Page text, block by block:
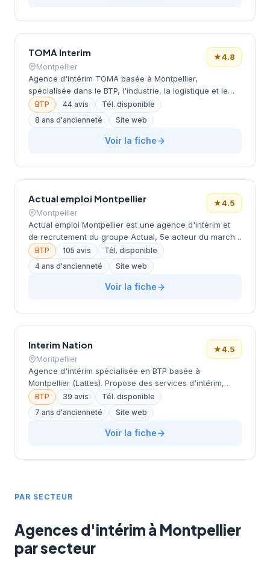
TOMA Interim
Montpellier
★4.8
Agence d'intérim TOMA basée à Montpellier,
spécialisée dans le BTP, l'industrie, la logistique et le
tertiaire. Propose des offres en intérim, CDD et CDI.
Équipe de 4 consultants. Note Google 4.8/5.
BTP 44 avis
Tél. disponible
8 ans d'ancienneté
Site web
Voir la fiche
Actual emploi Montpellier
Montpellier
★4.5
Actual emploi Montpellier est une agence d'intérim et
de recrutement du groupe Actual, 5e acteur du marché
du travail en France. Elle propose des solutions
d'intérim, de CDI, de portage salarial, d'intérim
d'insertion, ainsi que des services de formation et
d'accompagnement à l'intégration. L'agence publie des
BTP 105 avis
Tél. disponible
4 ans d'ancienneté
Site web
Voir la fiche
Interim Nation
Montpellier
★4.5
Agence d'intérim spécialisée en BTP basée à
Montpellier (Lattes). Propose des services d'intérim,
CDD et CDI. Dispose d'une expertise métier et d'une
gestion administrative digitalisée. Partie du groupe
BELVEDIA, acteur majeur en RH avec plus de 50 ans
d'expérience. A réalisé plus de 1400 dossiers depuis
BTP 39 avis
Tél. disponible
7 ans d'ancienneté
Site web
Voir la fiche
PAR SECTEUR
Agences d'intérim à Montpellier
par secteur